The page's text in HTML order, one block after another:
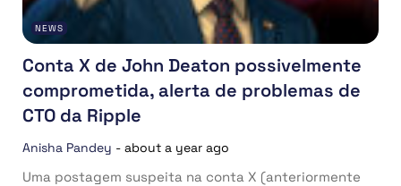
NEWS
Conta X de John Deaton possivelmente
comprometida, alerta de problemas de
CTO da Ripple
Anisha Pandey - about a year ago
Uma postagem suspeita na conta X (anteriormente